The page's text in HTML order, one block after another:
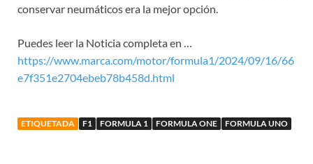
conservar neumáticos era la mejor opción.
Puedes leer la Noticia completa en …
https://www.marca.com/motor/formula1/2024/09/16/66
e7f351e2704ebeb78b458d.html
ETIQUETADA F1 FORMULA 1 FORMULA ONE FORMULA UNO